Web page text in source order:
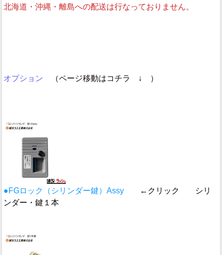
北海道・沖縄・離島への配送は行なっておりません。
オプション （ページ移動はコチラ ↓ ）
●FGロック（シリンダー鍵）Assy
←クリック シリ
ンダー・鍵１本